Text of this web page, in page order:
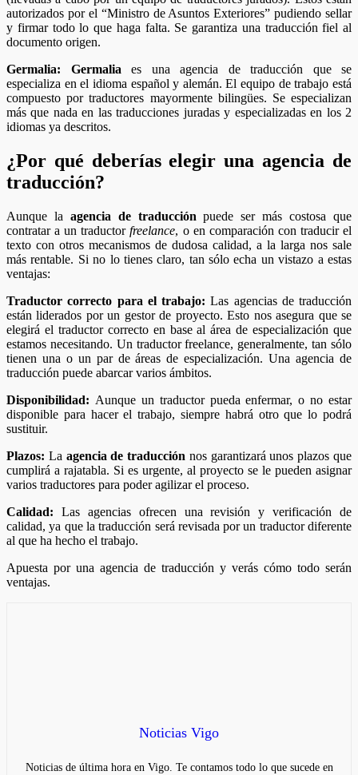
autorizados por el “Ministro de Asuntos Exteriores” pudiendo sellar
y firmar todo lo que haga falta. Se garantiza una traducción fiel al
documento origen.
Germalia: Germalia es una agencia de traducción que se
especializa en el idioma español y alemán. El equipo de trabajo está
compuesto por traductores mayormente bilingües. Se especializan
más que nada en las traducciones juradas y especializadas en los 2
idiomas ya descritos.
¿Por qué deberías elegir una agencia de
traducción?
Aunque la agencia de traducción puede ser más costosa que
contratar a un traductorfreelance, o en comparación con traducir el
texto con otros mecanismos de dudosa calidad, a la larga nos sale
más rentable. Si no lo tienes claro, tan sólo echa un vistazo a estas
ventajas:
Traductor correcto para el trabajo:Las agencias de traducción
están liderados por un gestor de proyecto. Esto nos asegura que se
elegirá el traductor correcto en base al área de especialización que
estamos necesitando. Un traductor freelance, generalmente, tan sólo
tienen una o un par de áreas de especialización. Una agencia de
traducción puede abarcar varios ámbitos.
Disponibilidad: Aunque un traductor pueda enfermar, o no estar
disponible para hacer el trabajo, siempre habrá otro que lo podrá
sustituir.
Plazos: La agencia de traducción nos garantizará unos plazos que
cumplirá a rajatabla. Si es urgente, al proyecto se le pueden asignar
varios traductores para poder agilizar el proceso.
Calidad: Las agencias ofrecen una revisión y verificación de
calidad, ya que la traducción será revisada por un traductor diferente
al que ha hecho el trabajo.
Apuesta por una agencia de traducción y verás cómo todo serán
ventajas.
Noticias Vigo
Noticias de última hora en Vigo. Te contamos todo lo que sucede en